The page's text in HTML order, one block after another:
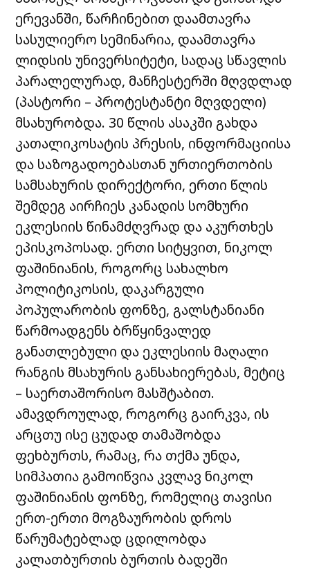
ერევანში, წარჩინებით დაამთავრა
სასულიერო სემინარია, დაამთავრა
ლიდსის უნივერსიტეტი, სადაც სწავლის
პარალელურად, მანჩესტერში მღვდლად
(პასტორი – პროტესტანტი მღვდელი)
მსახურობდა. 30 წლის ასაკში გახდა
კათალიკოსატის პრესის, ინფორმაციისა
და საზოგადოებასთან ურთიერთობის
სამსახურის დირექტორი, ერთი წლის
შემდეგ აირჩიეს კანადის სომხური
ეკლესიის წინამძღვრად და აკურთხეს
ეპისკოპოსად. ერთი სიტყვით, ნიკოლ
ფაშინიანის, როგორც სახალხო
პოლიტიკოსის, დაკარგული
პოპულარობის ფონზე, გალსტანიანი
წარმოადგენს ბრწყინვალედ
განათლებული და ეკლესიის მაღალი
რანგის მსახურის განსახიერებას, მეტიც
– საერთაშორისო მასშტაბით.
ამავდროულად, როგორც გაირკვა, ის
არცთუ ისე ცუდად თამაშობდა
ფეხბურთს, რამაც, რა თქმა უნდა,
სიმპათია გამოიწვია კვლავ ნიკოლ
ფაშინიანის ფონზე, რომელიც თავისი
ერთ-ერთი მოგზაურობის დროს
წარუმატებლად ცდილობდა
კალათბურთის ბურთის ბადეში